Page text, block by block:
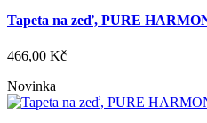
Tapeta na zeď, PURE
466,00 Kč
Novinka